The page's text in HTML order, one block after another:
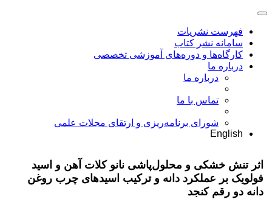
فهرست نشریات
سامانه نشر کتاب
کارگاه‌ها و دوره‌های آموزشی تخصصی
درباره ما
درباره ما
تماس با ما
شورای برنامه‌ریزی و ارتقای مجلات علمی
English
اثر تنش خشکی و محلول‌پاشی نانو کلات آهن و اسید
فولویک بر عملکرد دانه و ترکیب اسیدهای چرب روغن
دانه دو رقم کنجد